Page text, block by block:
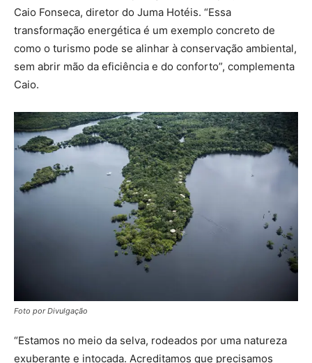
Caio Fonseca, diretor do Juma Hotéis. “Essa
transformação energética é um exemplo concreto de
como o turismo pode se alinhar à conservação ambiental,
sem abrir mão da eficiência e do conforto”, complementa
Caio.
Foto por Divulgação
“Estamos no meio da selva, rodeados por uma natureza
exuberante e intocada. Acreditamos que precisamos